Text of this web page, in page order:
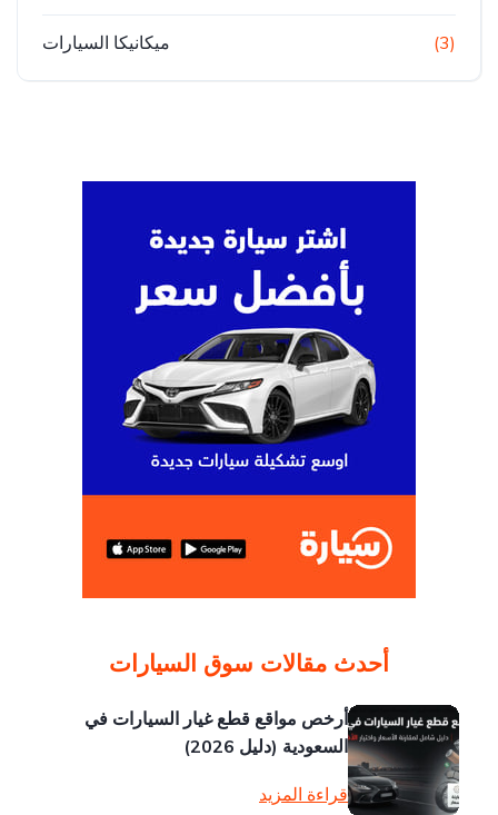
ميكانيكا السيارات (3)
أحدث مقالات سوق السيارات
أرخص مواقع قطع غيار السيارات في
السعودية (دليل 2026)
قراءة المزيد